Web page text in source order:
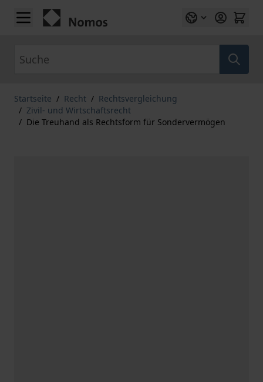
Zum Inhalt springen
Startseite / Recht / Rechtsvergleichung
/ Zivil- und Wirtschaftsrecht
/ Die Treuhand als Rechtsform für Sondervermögen